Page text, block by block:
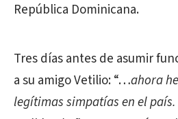
República Dominicana.
Tres días antes de asumir
a su amigo Vetilio: “…ahora
legítimas simpatías en el